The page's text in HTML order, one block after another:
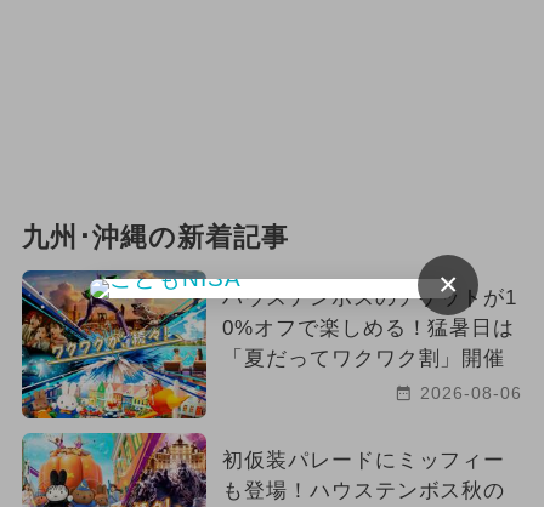
九州･沖縄の新着記事
ハウステンボスのチケットが1
0%オフで楽しめる！猛暑日は
「夏だってワクワク割」開催
2026-08-06
初仮装パレードにミッフィー
も登場！ハウステンボス秋の
×